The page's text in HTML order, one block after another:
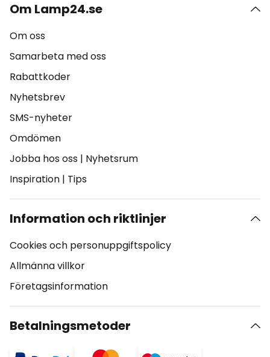
Om Lamp24.se
Om oss
Samarbeta med oss
Rabattkoder
Nyhetsbrev
SMS-nyheter
Omdömen
Jobba hos oss | Nyhetsrum
Inspiration | Tips
Information och riktlinjer
Cookies och personuppgiftspolicy
Allmänna villkor
Företagsinformation
Betalningsmetoder